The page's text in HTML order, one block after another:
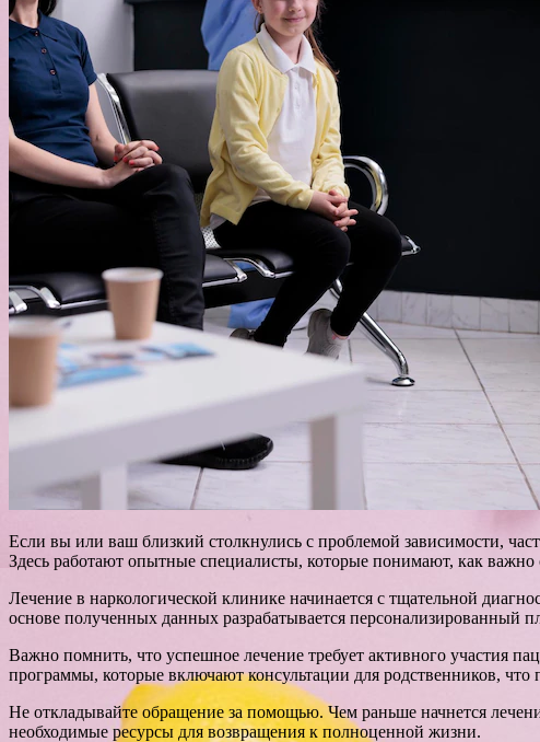
Если вы или ваш близкий столкнулись с проблемой зависимости,
Здесь работают опытные специалисты, которые понимают, как
Лечение в наркологической клинике начинается с тщательной
основе полученных данных разрабатывается
Важно помнить, что успешное лечение требует активного участия
программы, которые включают консультации для родственников, что
Не откладывайте обращение за помощью. Чем раньше начнется
необходимые ресурсы для возвращения к полноценной жизни.